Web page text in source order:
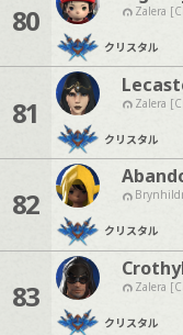
80 Zalera
クリスタル
81 Zalera
クリスタル
82
クリスタル
83 Zalera
クリスタル